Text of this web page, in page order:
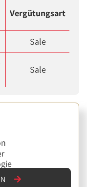
Vergütungsart
Sale
Sale